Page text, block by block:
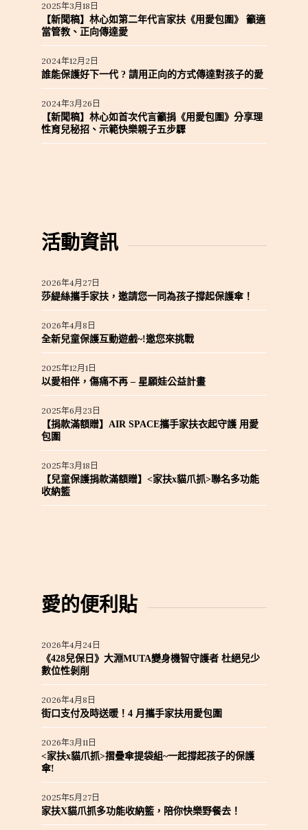
2025年3月18日
【新聞稿】林心如第二年代言家扶《用愛包圍》 籲適
當管教、正向傳達愛
2024年12月2日
誰能保護好下一代 ? 請用正向的方式傳達對孩子的愛
2024年3月26日
【新聞稿】林心如首次代言籲捐《用愛包圍》分享理
性育兒秘招、示範快樂親子五步驟
活動資訊
2026年4月27日
莎緹絲攜手家扶，邀請您一同為孩子撐起保護傘！
2026年4月8日
全新兒童保護互動遊戲~!邀您來挑戰
2025年12月1日
以愛相伴，傷痛不再 – 星願娃公益計畫
2025年6月23日
【捐款滿額贈】AIR SPACE攜手家扶衣起守護 用愛
包圍
2025年3月18日
【兒童保護捐款滿額贈】<家扶x貓爪抓>聯名多功能
收納籃
愛的便利貼
2026年4月24日
《428兒保日》大淵MUTA變身機智守護者 杜絕兒少
數位性剝削
2026年4月8日
街口支付及時送暖！4 月攜手家扶用愛包圍
2026年3月11日
<家扶x貓爪抓>摺疊傘提袋組~一起撐起孩子的保護
傘!
2025年5月27日
家扶X貓爪抓多功能收納籃，陪你快樂野餐去！